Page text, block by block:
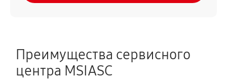
Преимущества сервисного
центра MSIASC